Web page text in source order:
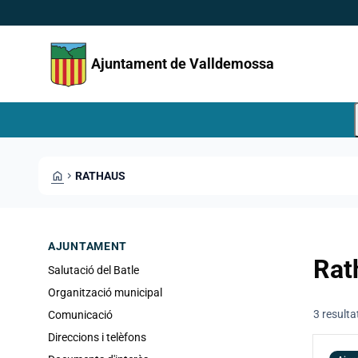
Ajuntament de Valldemossa
HOME CHEVRON_RIGHT RATHAUS
AJUNTAMENT
Salutació del Batle
Organització municipal
Comunicació
Direccions i telèfons
3